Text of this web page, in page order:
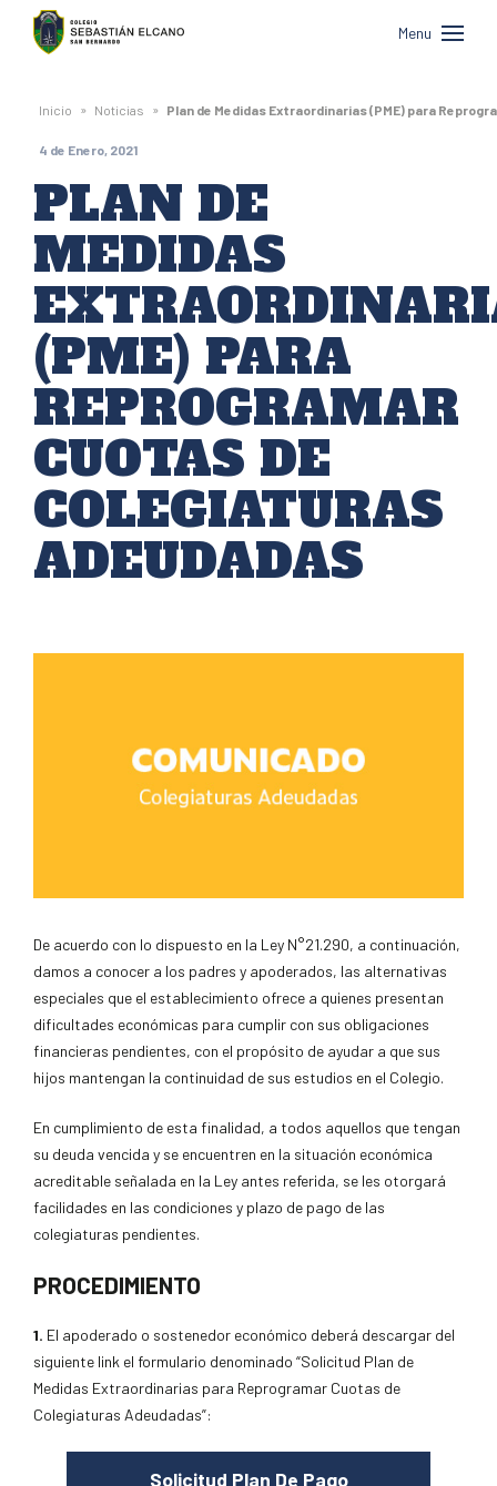
Colegio
Sebastián
Elcano
de
San
Bernardo
Menu
Inicio » Noticias » Plan de Medidas Extraordinarias (PME) para
4 de Enero, 2021
PLAN DE
MEDIDAS
(PME) PARA
REPROGRAMAR
CUOTAS DE
COLEGIATURAS
ADEUDADAS
De acuerdo con lo dispuesto en la Ley N°21.290, a continuación,
damos a conocer a los padres y apoderados, las alternativas
especiales que el establecimiento ofrece a quienes presentan
dificultades económicas para cumplir con sus obligaciones
financieras pendientes, con el propósito de ayudar a que sus
hijos mantengan la continuidad de sus estudios en el Colegio.
En cumplimiento de esta finalidad, a todos aquellos que tengan
su deuda vencida y se encuentren en la situación económica
acreditable señalada en la Ley antes referida, se les otorgará
facilidades en las condiciones y plazo de pago de las
colegiaturas pendientes.
PROCEDIMIENTO
1. El apoderado o sostenedor económico deberá descargar del
siguiente link el formulario denominado “Solicitud Plan de
Medidas Extraordinarias para Reprogramar Cuotas de
Colegiaturas Adeudadas”:
Solicitud Plan De Pago